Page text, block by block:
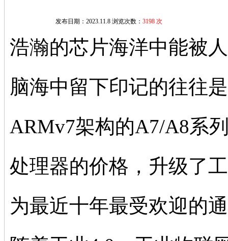
发布日期：2023.11.8 浏览次数： 3198 次
浩瀚的芯片海洋中能被
脑海中留下印记的往往
ARMv7架构的A7/A8系
处理器的价格，升级了
为最近十年最受欢迎的